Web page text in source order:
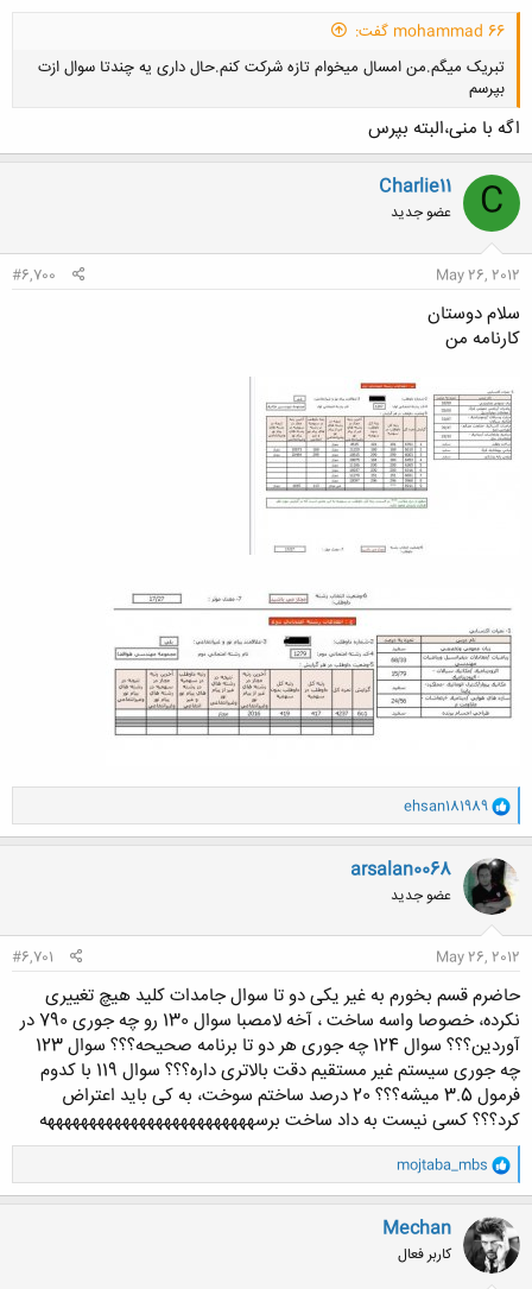
mohammad 66 گفت:
تبریک میگم.من امسال میخوام تازه شرکت کنم.حال داری یه چندتا سوال ازت
بپرسم
اگه با منی،البته بپرس
C
Charlie11
عضو جدید
May 26, 2012
#6,700
سلام دوستان
کارنامه من
و
ا
ک
ن
ش
ه
ا
ehsan181989
arsalan0068
عضو جدید
May 26, 2012
#6,701
حاضرم قسم بخورم به غیر یکی دو تا سوال جامدات کلید هیچ تغییری
نکرده، خصوصا واسه ساخت ، آخه لامصبا سوال 130 رو چه جوری 790 در
آوردین؟؟؟ سوال 124 چه جوری هر دو تا برنامه صحیحه؟؟؟ سوال 123
چه جوری سیستم غیر مستقیم دقت بالاتری داره؟؟؟ سوال 119 با کدوم
فرمول 3.5 میشه؟؟؟ 20 درصد ساختم سوخت، به کی باید اعتراض
کرد؟؟؟ کسی نیست به داد ساخت برسهههههههههههههههههههههههههه
و
ا
ک
ن
ش
ه
ا
mojtaba_mbs
Mechan
کاربر فعال